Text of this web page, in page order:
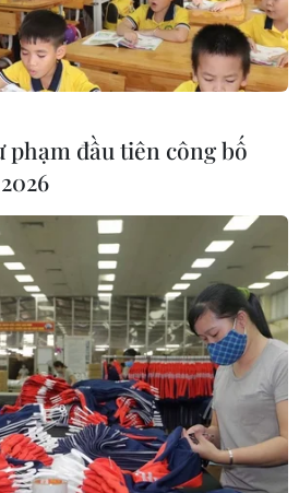
khách Ấn Độ
Nam
ghi nhận
do Ebola
triệu đồng cho
Sơn
thành công 1
phạm đầu tiên công bố